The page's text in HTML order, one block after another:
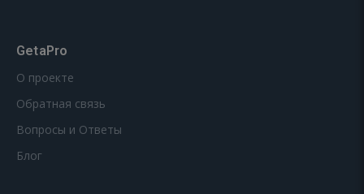
GetaPro
О проекте
Обратная связь
Вопросы и Ответы
Блог